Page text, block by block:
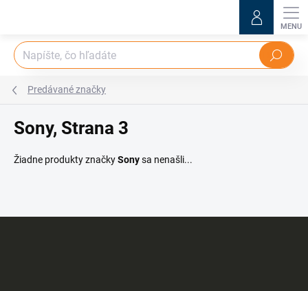
Hľadať
Predávané značky
Sony, Strana 3
Žiadne produkty značkySonysa nenašli...